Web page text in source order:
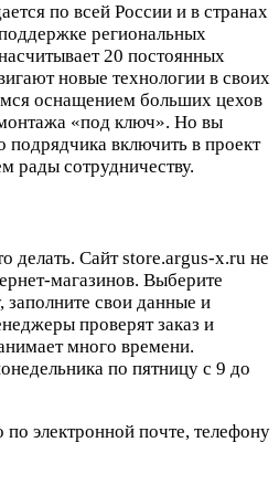
по всей России и в странах
региональных
20 постоянных
новые технологии в своих
оснащением больших цехов
«под ключ». Но вы
включить в проект
рады сотрудничеству.
делать. Сайт store.argus-x.ru не
магазинов. Выберите
заполните свои данные и
проверят заказ и
много времени.
по пятницу с 9 до
электронной почте, телефону